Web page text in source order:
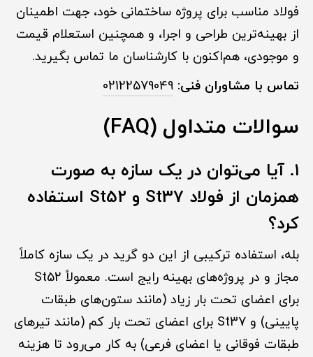
فولاد مناسب برای پروژه ساختمانی خود، جهت اطمینان
از بهینه‌ترین طراحی و اجرا، و همچنین استعلام قیمت
و موجودی، هم‌اکنون با کارشناسان ما تماس بگیرید.
تماس با مشاوران فنی: 02122579049
سوالات متداول (FAQ)
۱. آیا می‌توان در یک سازه به صورت
همزمان از فولاد St37 و St52 استفاده
کرد؟
بله، استفاده ترکیبی از این دو گرید در یک سازه کاملاً
مجاز و در پروژه‌های بهینه رایج است. معمولاً St52
برای اعضای تحت بار زیاد (مانند ستون‌های طبقات
پایینی) و St37 برای اعضای تحت بار کم (مانند تیرهای
طبقات فوقانی یا اعضای فرعی) به کار می‌رود تا هزینه